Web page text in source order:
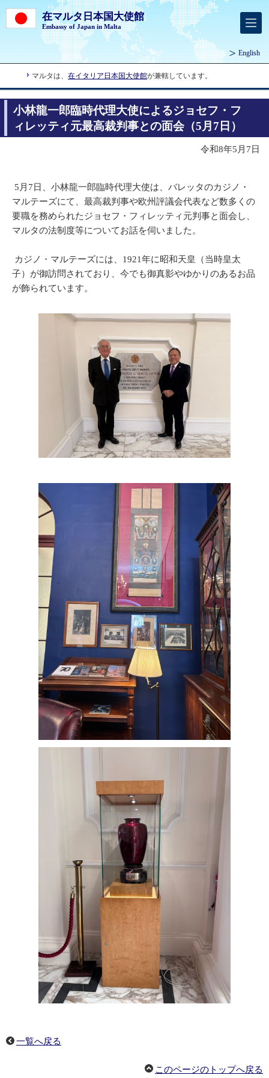
在マルタ日本国大使館
Embassy of Japan in Malta
English
マルタは、 在イタリア日本国大使館が兼轄しています。
小林龍一郎臨時代理大使によるジョセフ・フ
ィレッティ元最高裁判事との面会（5月7日）
令和8年5月7日
5月7日、小林龍一郎臨時代理大使は、バレッタのカジノ・
マルテーズにて、最高裁判事や欧州評議会代表など数多くの
要職を務められたジョセフ・フィレッティ元判事と面会し、
マルタの法制度等についてお話を伺いました。
カジノ・マルテーズには、1921年に昭和天皇（当時皇太
子）が御訪問されており、今でも御真影やゆかりのあるお品
が飾られています。
一覧へ戻る
このページのトップへ戻る